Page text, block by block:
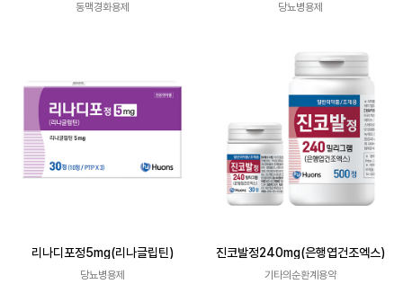
동맥경화용제 당뇨병용제
리나디포정5mg(리나글립틴)
당뇨병용제
진코발정240mg(은행엽건조엑스)
기타의순환계용약